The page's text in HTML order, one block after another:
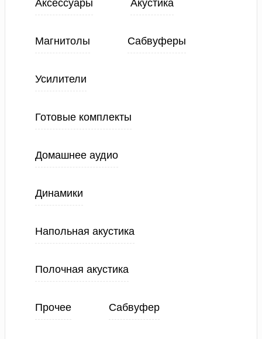
Аксессуары Акустика
Магнитолы Сабвуферы
Усилители
Готовые комплекты
Домашнее аудио
Динамики
Напольная акустика
Полочная акустика
Прочее Сабвуфер